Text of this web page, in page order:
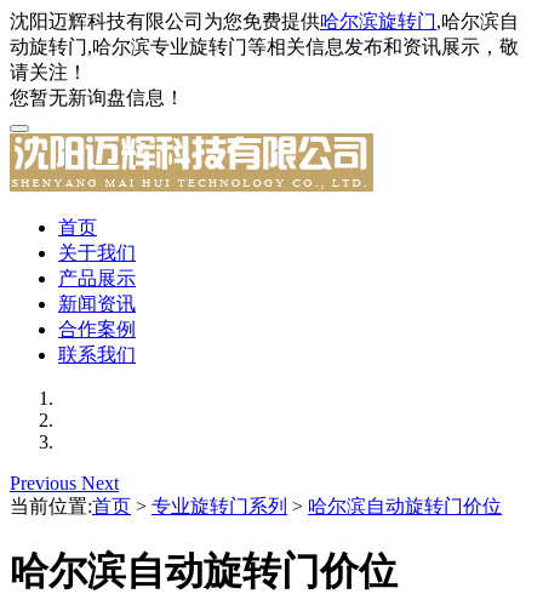
沈阳迈辉科技有限公司为您免费提供哈尔滨旋转门,哈尔滨自
动旋转门,哈尔滨专业旋转门等相关信息发布和资讯展示，敬
请关注！
您暂无新询盘信息！
首页
关于我们
产品展示
新闻资讯
合作案例
联系我们
Previous Next
当前位置:首页 > 专业旋转门系列 > 哈尔滨自动旋转门价位
哈尔滨自动旋转门价位